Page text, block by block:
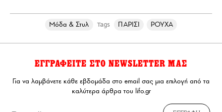
Μόδα & Στυλ Tags ΠΑΡΙΣΙ ΡΟΥΧΑ
ΕΓΓΡΑΦΕΙΤΕ ΣΤΟ NEWSLETTER ΜΑΣ
Για να λαμβάνετε κάθε εβδομάδα στο email σας μια επιλογή από τα
καλύτερα άρθρα του lifo.gr